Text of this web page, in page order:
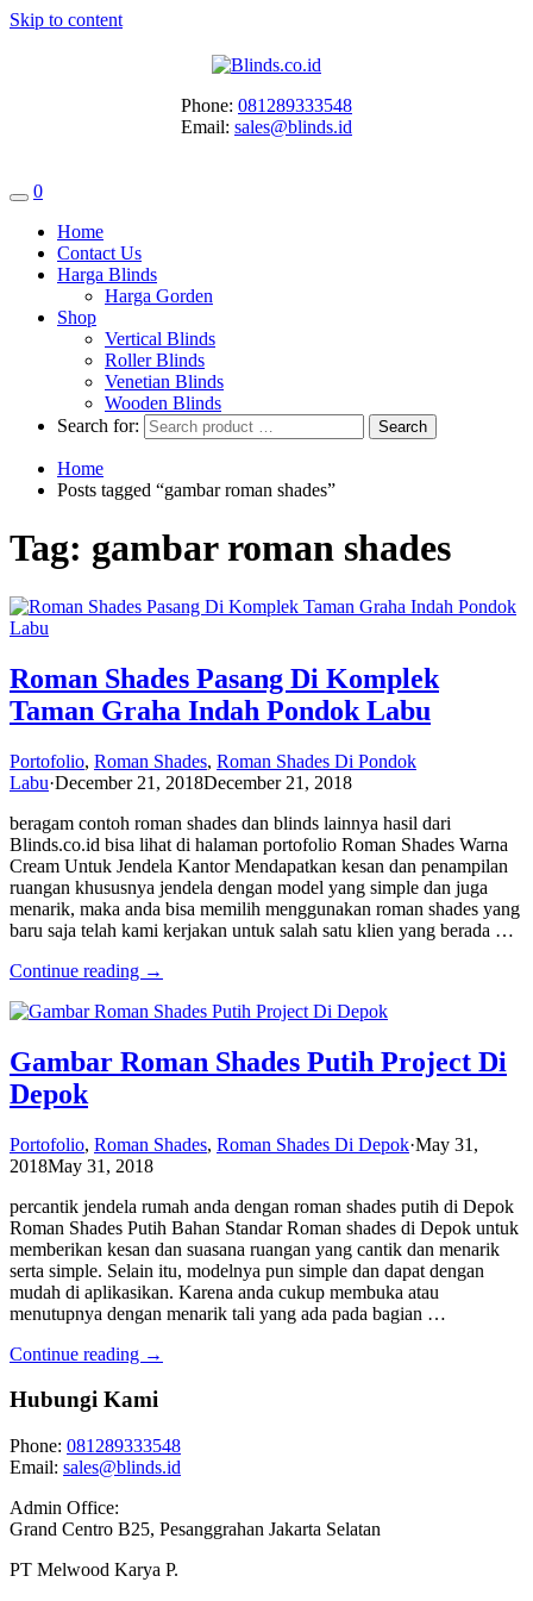
Skip to content
Phone: 081289333548
Email: sales@blinds.id
0
Home
Contact Us
Harga Blinds
Harga Gorden
Shop
Vertical Blinds
Roller Blinds
Venetian Blinds
Wooden Blinds
Search for:
Home
Posts tagged “gambar roman shades”
Tag: gambar roman shades
Roman Shades Pasang Di Komplek
Taman Graha Indah Pondok Labu
Portofolio, Roman Shades, Roman Shades Di Pondok
Labu·December 21, 2018December 21, 2018
beragam contoh roman shades dan blinds lainnya hasil dari
Blinds.co.id bisa lihat di halaman portofolio Roman Shades Warna
Cream Untuk Jendela Kantor Mendapatkan kesan dan penampilan
ruangan khususnya jendela dengan model yang simple dan juga
menarik, maka anda bisa memilih menggunakan roman shades yang
baru saja telah kami kerjakan untuk salah satu klien yang berada …
Continue reading →
Gambar Roman Shades Putih Project Di
Depok
Portofolio, Roman Shades, Roman Shades Di Depok·May 31,
2018May 31, 2018
percantik jendela rumah anda dengan roman shades putih di Depok
Roman Shades Putih Bahan Standar Roman shades di Depok untuk
memberikan kesan dan suasana ruangan yang cantik dan menarik
serta simple. Selain itu, modelnya pun simple dan dapat dengan
mudah di aplikasikan. Karena anda cukup membuka atau
menutupnya dengan menarik tali yang ada pada bagian …
Continue reading →
Hubungi Kami
Phone: 081289333548
Email: sales@blinds.id
Admin Office:
Grand Centro B25, Pesanggrahan Jakarta Selatan
PT Melwood Karya P.